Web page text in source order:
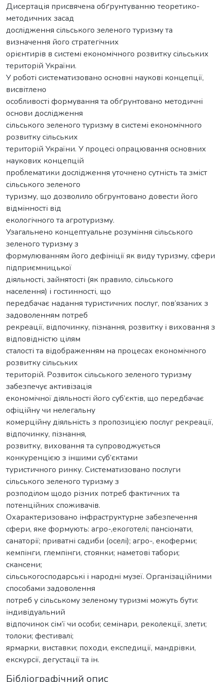
Дисертація присвячена обґрунтуванню теоретико-
методичних засад
дослідження сільського зеленого туризму та
визначення його стратегічних
орієнтирів в системі економічного розвитку сільських
територій України.
У роботі систематизовано основні наукові концепції,
висвітлено
особливості формування та обґрунтовано методичні
основи дослідження
сільського зеленого туризму в системі економічного
розвитку сільських
територій України. У процесі опрацювання основних
наукових концепцій
проблематики дослідження уточнено сутність та зміст
сільського зеленого
туризму, що дозволило обгрунтовано довести його
відмінності від
екологічного та агротуризму.
Узагальнено концептуальне розуміння сільського
зеленого туризму з
формулюванням його дефініції як виду туризму, сфери
підприємницької
діяльності, зайнятості (як правило, сільського
населення) і гостинності, що
передбачає надання туристичних послуг, пов’язаних з
задоволенням потреб
рекреації, відпочинку, пізнання, розвитку і виховання з
відповідністю цілям
сталості та відображенням на процесах економічного
розвитку сільських
територій. Розвиток сільського зеленого туризму
забезпечує активізація
економічної діяльності його суб’єктів, що передбачає
офіційну чи нелегальну
комерційну діяльність з пропозицією послуг рекреації,
відпочинку, пізнання,
розвитку, виховання та супроводжується
конкуренцією з іншими суб’єктами
туристичного ринку. Систематизовано послуги
сільського зеленого туризму з
розподілом щодо різних потреб фактичних та
потенційних споживачів.
Охарактеризовано інфраструктурне забезпечення
сфери, яке формують: агро-,екоготелі; пансіонати,
санаторії; приватні садиби (оселі); агро-, екоферми;
кемпінги, глемпінги, стоянки; наметові табори;
скансени;
сільськогосподарські і народні музеї. Організаційними
способами задоволення
потреб у сільському зеленому туризмі можуть бути:
індивідуальний
відпочинок сім’ї чи особи; семінари, реколекції, злети;
толоки; фестивалі;
ярмарки, виставки; походи, експедиції, мандрівки,
екскурсії, дегустації та ін.
Бібліографічний опис